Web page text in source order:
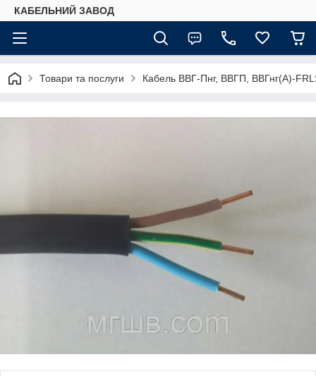
КАБЕЛЬНИЙ ЗАВОД
Товари та послуги Кабель ВВГ-Пнг, ВВГП, ВВГнг(А)-